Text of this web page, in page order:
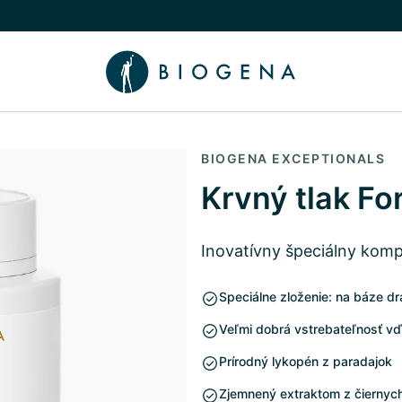
podmenu Poradca
BIOGENA EXCEPTIONALS
Krvný tlak
Inovatívny špeciálny
Speciálne zloženie: na báze
Veľmi dobrá vstrebateľnosť
Prírodný lykopén z paradajok
Zjemnený extraktom z